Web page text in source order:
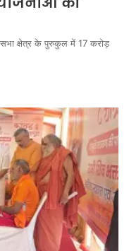
क्षेत्र के पुरुकुल में 17 करोड़